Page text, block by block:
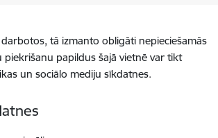
tā izmanto obligāti nepieciešamās
piekrišanu papildus šajā vietnē var tikt
un sociālo mediju sīkdatnes.